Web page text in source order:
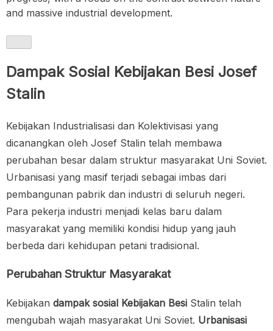
and massive industrial development.
Dampak Sosial Kebijakan Besi Josef
Stalin
Kebijakan Industrialisasi dan Kolektivisasi yang
dicanangkan oleh Josef Stalin telah membawa
perubahan besar dalam struktur masyarakat Uni Soviet.
Urbanisasi yang masif terjadi sebagai imbas dari
pembangunan pabrik dan industri di seluruh negeri.
Para pekerja industri menjadi kelas baru dalam
masyarakat yang memiliki kondisi hidup yang jauh
berbeda dari kehidupan petani tradisional.
Perubahan Struktur Masyarakat
Kebijakan dampak sosial Kebijakan Besi Stalin telah
mengubah wajah masyarakat Uni Soviet. Urbanisasi